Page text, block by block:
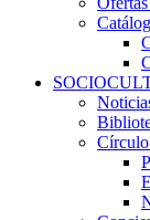
Círculo